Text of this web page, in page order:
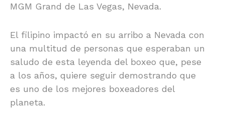
MGM Grand de Las Vegas, Nevada.
El filipino impactó en su arribo a Nevada con
una multitud de personas que esperaban un
saludo de esta leyenda del boxeo que, pese
a los años, quiere seguir demostrando que
es uno de los mejores boxeadores del
planeta.